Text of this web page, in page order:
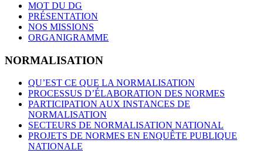
MOT DU DG
PRÉSENTATION
NOS MISSIONS
ORGANIGRAMME
NORMALISATION
QU’EST CE QUE LA NORMALISATION
PROCESSUS D’ÉLABORATION DES NORMES
PARTICIPATION AUX INSTANCES DE
NORMALISATION
SECTEURS DE NORMALISATION NATIONAL
PROJETS DE NORMES EN ENQUÊTE PUBLIQUE
NATIONALE